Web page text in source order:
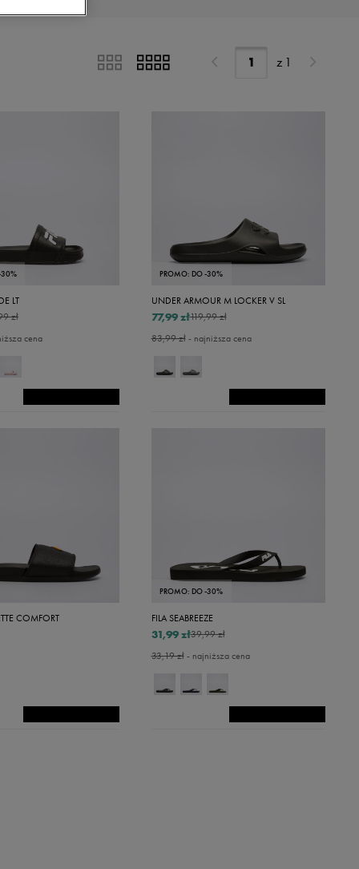
Niebieski
z 1
LT
zł
cena
PROMO: DO -30%
UNDER ARMOUR M LOCKER V SL
119,99 zł
77,99 zł
83,99 zł- najniższa cena
COMFORT
PROMO: DO -30%
FILA SEABREEZE
39,99 zł
31,99 zł
33,19 zł- najniższa cena